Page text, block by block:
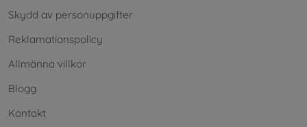
Skydd av personuppgifter
Reklamationspolicy
Allmänna villkor
Blogg
Kontakt